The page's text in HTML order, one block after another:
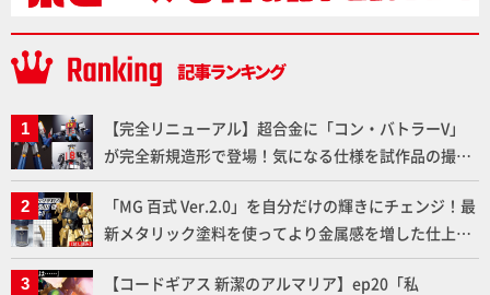
【完全リニューアル】超合金に「コン・バトラーV」
が完全新規造形で登場！気になる仕様を試作品の撮り
下ろしでご紹介!!さらに「大鉄人17」＆「ワンエイ
ト」セット情報もお届け！【超合金の魂】
「MG 百式 Ver.2.0」を自分だけの輝きにチェンジ！最
新メタリック塗料を使ってより金属感を増した仕上が
りに!!【試し読み】
【コードギアス 新潔のアルマリア】ep20「私